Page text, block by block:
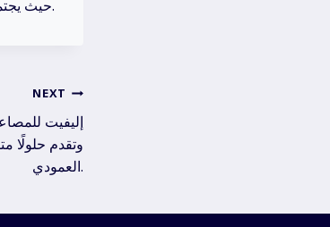
حيث يجتمع الأداء الرائع مع التصميم الفاخر ليحققوا أفضل تجربة نقل عمودي ممكنة.
NEXT
إليفيت
وتقدم حلولًا
العمودي.